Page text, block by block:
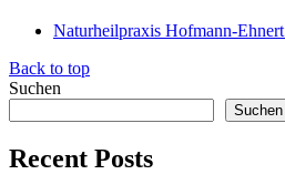
Naturheilpraxis Hofmann-Ehnert
Back to top
Suchen
Suchen
Recent Posts